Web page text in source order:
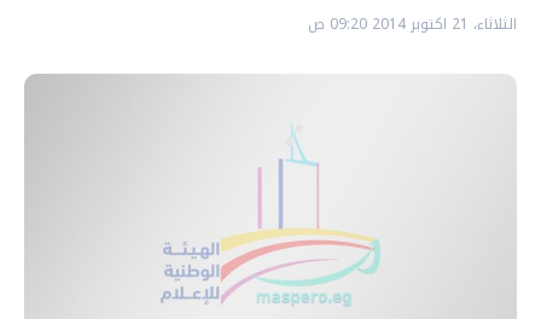
الثلاثاء، 21 اكتوبر 2014 09:20 ص